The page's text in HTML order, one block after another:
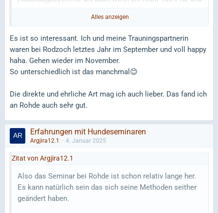
immer, dass ich wirklich und ehrlich kritisiert werde und
hinterher schlauer bin als vorher, neue Trainingsansätze
mitnehme oder ehrlich an meinem Führstil gearbeitet
wird.
Wir würden dieses Jahr gerne zu Peter Rohde, eine
Freundin war dort und war sehr zufrieden. PR soll aber
sehr ehrlich sein, ich persönlich finde das genau richtig,
aber das ist ja nicht unbedingt für jeden was.
Wo ich für mich wenig mitnehmen konnte, war Martin
einfach nicht so gelohnt.
Alles anzeigen
Es ist so interessant. Ich und meine Trauningspartnerin
waren bei Rodzoch letztes Jahr im September und voll happy
haha. Gehen wieder im November.
So unterschiedlich ist das manchmal😊
Die direkte und ehrliche Art mag ich auch lieber. Das fand ich
an Rohde auch sehr gut.
Erfahrungen mit Hundeseminaren
Argjira12.1 4. Januar 2025
Zitat von Argjira12.1
Also das Seminar bei Rohde ist schon relativ lange her.
Es kann natürlich sein das sich seine Methoden seither
geändert haben.